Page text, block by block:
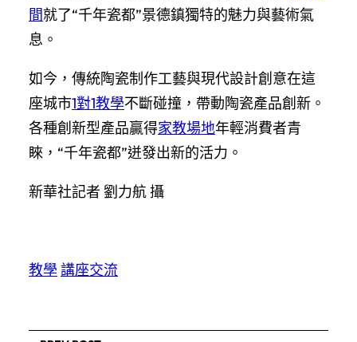
間就了“千年瓷都”景德鎮獨特的魅力與藝術氣
息。
如今，傳統陶瓷制作工藝與現代設計創意在這
座城市1對1教學不斷碰撞，帶動陶瓷產品創新。
各種創新型產品贏得家教場地年輕消費者青
睞，“千年瓷都”迸發出新的活力。
新華社記者 劉力航 攝
教學 講座交流